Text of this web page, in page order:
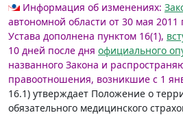
Информация об изменениях:
автономной области от 30 мая 2011
Устава дополнена пунктом 16(1),
10 дней после дня официального
названного Закона и
правоотношения, возникшие с 1
16.1) утверждает Положение о
обязательного медицинского